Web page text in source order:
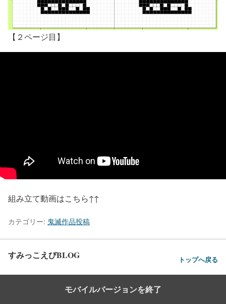
【２ページ目】
組み立て動画はこちら↑↑
カテゴリー: 鬼滅作品投稿
すみっこえびBLOG トップへ戻る
モバイルバージョンを終了